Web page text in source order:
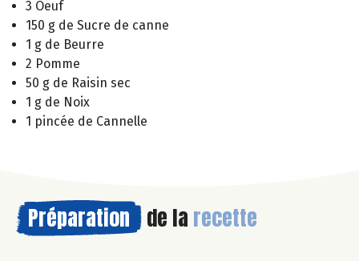
3 Oeuf
150 g de Sucre de canne
1 g de Beurre
2 Pomme
50 g de Raisin sec
1 g de Noix
1 pincée de Cannelle
Préparation de la recette